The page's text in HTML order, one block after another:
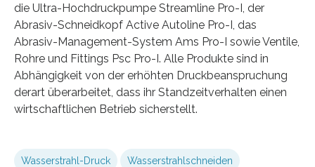
die Ultra-Hochdruckpumpe Streamline Pro-I, der
Abrasiv-Schneidkopf Active Autoline Pro-I, das
Abrasiv-Management-System Ams Pro-I sowie Ventile,
Rohre und Fittings Psc Pro-I. Alle Produkte sind in
Abhängigkeit von der erhöhten Druckbeanspruchung
derart überarbeitet, dass ihr Standzeitverhalten einen
wirtschaftlichen Betrieb sicherstellt.
Wasserstrahl-Druck Wasserstrahlschneiden